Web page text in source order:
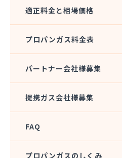
佐久プロパンガス協同組合
佐久集中監視センター株式会
松新商店
松代液化石油ガス事業協同
松筑エルピーガス協業組合
松本ガス商事株式会社
松本シェル石油株式会社
松本シェル石油株式会社村
松本プロパンガス株式会社
松本事業株式会社
適正料金と相場価格
プロパンガス料金表
パートナー会社様募集
提携ガス会社様募集
FAQ
プロパンガスのしくみ